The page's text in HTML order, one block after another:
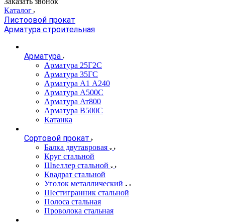
Каталог
Листоовой прокат
Арматура строительная
Арматура
Арматура 25Г2С
Арматура 35ГС
Арматура А1 А240
Арматура А500С
Арматура Ат800
Арматура В500С
Катанка
Сортовой прокат
Балка двутавровая
Круг стальной
Швеллер стальной
Квадрат стальной
Уголок металлический
Шестигранник стальной
Полоса стальная
Проволока стальная